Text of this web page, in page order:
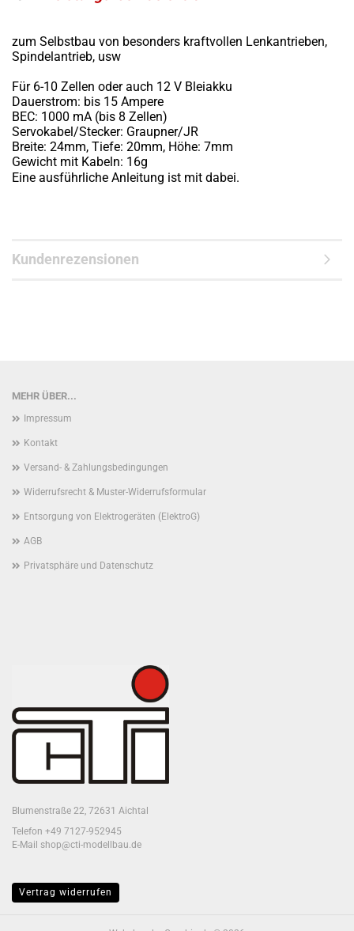
zum Selbstbau von besonders kraftvollen Lenkantrieben,
Spindelantrieb, usw
Für 6-10 Zellen oder auch 12 V Bleiakku
Dauerstrom: bis 15 Ampere
BEC: 1000 mA (bis 8 Zellen)
Servokabel/Stecker: Graupner/JR
Breite: 24mm, Tiefe: 20mm, Höhe: 7mm
Gewicht mit Kabeln: 16g
Eine ausführliche Anleitung ist mit dabei.
Kundenrezensionen
MEHR ÜBER...
Impressum
Kontakt
Versand- & Zahlungsbedingungen
Widerrufsrecht & Muster-Widerrufsformular
Entsorgung von Elektrogeräten (ElektroG)
AGB
Privatsphäre und Datenschutz
Blumenstraße 22, 72631 Aichtal
Telefon +49 7127-952945
E-Mail shop@cti-modellbau.de
Vertrag widerrufen